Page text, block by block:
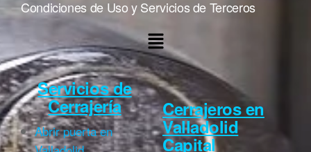
Condiciones de Uso y Servicios de Terceros
Servicios de
Cerrajería
Abrir puerta en
Cerrajeros en
Valladolid
Capital